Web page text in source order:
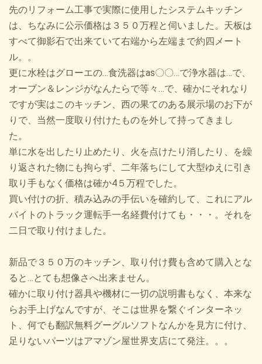
先のリフォーム工事で実際に使用したシステムキッチン
は、ちなみに公示価格は３５０万程と伺いました。天板は
すべて御影石で出来ていて右端から左端まで約四メート
ル。。
更に水栓はグローエの…食洗器はas〇〇…で浄水器は…で、
オーブン＆レンジがなんたらで等々…で、確かにそれなり
ですが実はこのキッチン、西の果てのある展示場のお下が
りで、当然一度取り付けたものを外して持ってきまし
た。
単に水を出したり止めたり、火を点けたり消したり、を繰
り返された物にも拘らず、二年落ちにして大型ゆえに引き
取り手もなく価格は確か4５万程でした。
買い付けの折、積み込みの手伝いを確約して、これにアル
バイトのトラック運転手一名経費付けても・・・。それを
二日で取り付けました。
新品で３５０万のキッチン、取り付け費も含めて購入とな
ると…とても想像さへ出来ません。
確かに取り付け器具や機材に一切の説明書もなく、本来な
らお手上げなんですが、そこは世界を繋ぐインターネッ
ト、何でも翻訳無料グーグルソフトなんかを見方に付け、
足りないパーツはアマゾン屋世界支店にて発注。。。